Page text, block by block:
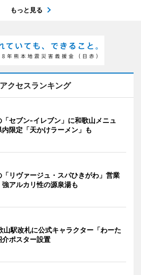
もっと見る
アクセスランキング
「セブン-イレブン」に和歌山メニュ
限定「天かけラーメン」も
「リヴァージュ・スパひきがわ」営業
アルカリ性の源泉湯も
山駅改札に公式キャラクター「わーた
介ポスター設置